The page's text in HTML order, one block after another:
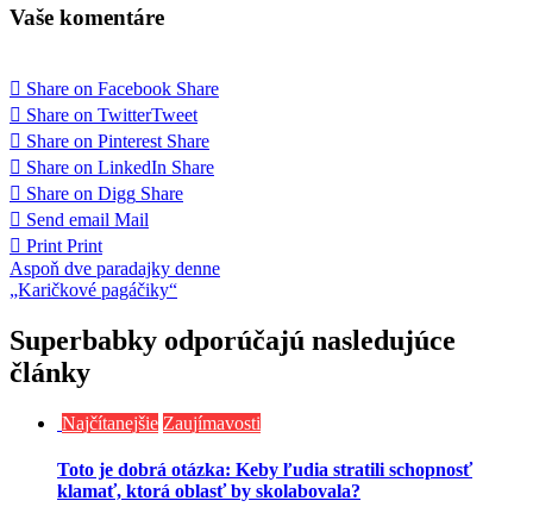
Vaše komentáre
Share on Facebook Share
Share on TwitterTweet
Share on Pinterest Share
Share on LinkedIn Share
Share on Digg Share
Send email Mail
Print Print
Navigácia
v
článku
Aspoň dve paradajky denne
„Karičkové pagáčiky“
Superbabky odporúčajú nasledujúce
články
Najčítanejšie Zaujímavosti
Toto je dobrá otázka: Keby ľudia stratili schopnosť
klamať, ktorá oblasť by skolabovala?